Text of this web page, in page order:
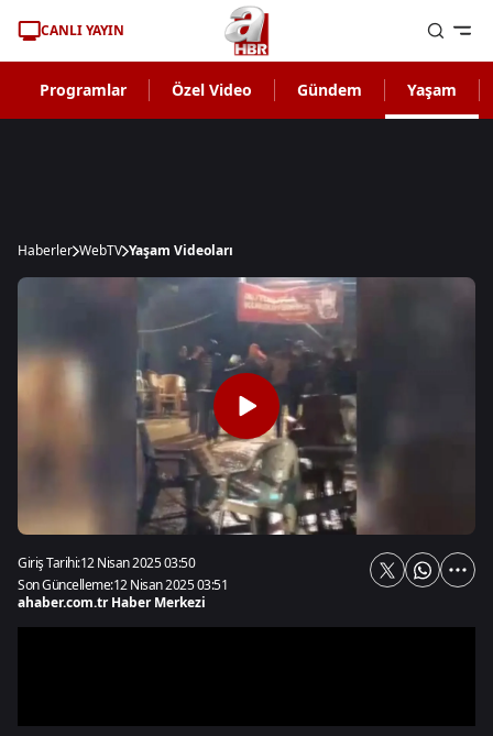
CANLI YAYIN
Programlar Özel Video Gündem Yaşam
Haberler WebTV Yaşam Videoları
Giriş Tarihi:12 Nisan 2025 03:50
Son Güncelleme:12 Nisan 2025 03:51
ahaber.com.tr Haber Merkezi